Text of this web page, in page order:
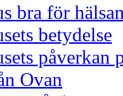
bra för
betydelse
påverkan
Ovan